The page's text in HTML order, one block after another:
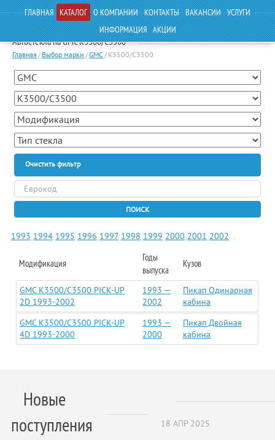
ГЛАВНАЯ КАТАЛОГ О КОМПАНИИ КОНТАКТЫ ВАКАНСИИ УСЛУГИ
ИНФОРМАЦИЯ АКЦИИ
Автостекла на GMC K3500/C3500
Главная / Выбор марки /GMC/ K3500/C3500
Очистить фильтр
ПОИСК
1993 1994 1995 1996 1997 1998 1999 2000 2001 2002
Модификация
Годы
выпуска
Кузов
GMC K3500/C3500 PICK-UP
2D 1993-2002
1993 —
2002
Пикап Одинарная
кабина
GMC K3500/C3500 PICK-UP
4D 1993-2000
1993 —
2000
Пикап Двойная
кабина
Новые
поступления
18 АПР 2025